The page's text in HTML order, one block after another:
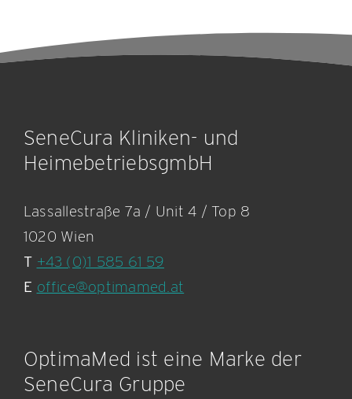
SeneCura Kliniken- und
HeimebetriebsgmbH
Lassallestraße 7a / Unit 4 / Top 8
1020 Wien
T +43 (0)1 585 61 59
E office@optimamed.at
OptimaMed ist eine Marke der
SeneCura Gruppe